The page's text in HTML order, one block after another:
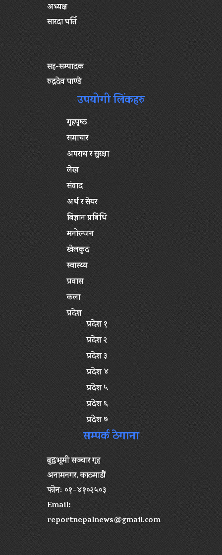
अध्यक्ष
सारदा घर्ति
सह-सम्पादक
रुद्रदेव पाण्डे
उपयोगी लिंकहरु
गृहपृष्‍ठ
समाचार
अपराध र सुरक्षा
लेख
संवाद
अर्थ र सेयर
बिज्ञान प्रबिधि
मनोरन्जन
खेलकुद
स्वास्थ्य
प्रवास
कला
प्रदेश
प्रदेश १
प्रदेश २
प्रदेश ३
प्रदेश ४
प्रदेश ५
प्रदेश ६
प्रदेश ७
सम्पर्क ठेगाना
बुद्धभूमी सञ्चार गृह
अनामनगर, काठमाडौं
फोनः ०१–४१०२५०३
Email:
reportnepalnews@gmail.com